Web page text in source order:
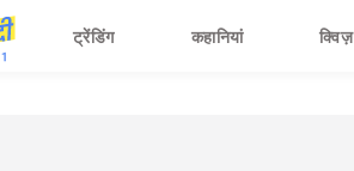
ट्रेंडिंग कहानियां क्विज़